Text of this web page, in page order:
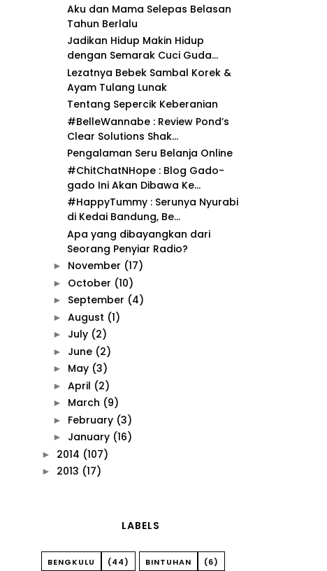
Aku dan Mama Selepas Belasan
Tahun Berlalu
Jadikan Hidup Makin Hidup
dengan Semarak Cuci Guda...
Lezatnya Bebek Sambal Korek &
Ayam Tulang Lunak
Tentang Sepercik Keberanian
#BelleWannabe : Review Pond’s
Clear Solutions Shak...
Pengalaman Seru Belanja Online
#ChitChatNHope : Blog Gado-
gado Ini Akan Dibawa Ke...
#HappyTummy : Serunya Nyurabi
di Kedai Bandung, Be...
Apa yang dibayangkan dari
Seorang Penyiar Radio?
► November (17)
► October (10)
► September (4)
► August (1)
► July (2)
► June (2)
► May (3)
► April (2)
► March (9)
► February (3)
► January (16)
► 2014 (107)
► 2013 (17)
LABELS
BENGKULU (44) BINTUHAN (6)